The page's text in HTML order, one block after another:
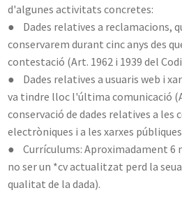
d'algunes activitats concretes:
● Dades relatives a reclamacions,
conservarem durant cinc anys des
contestació (Art. 1962 i 1939 del
● Dades relatives a usuaris web i
va tindre lloc l'última comunicació
conservació de dades relatives a les
electròniques i a les xarxes
● Currículums: Aproximadament 6
no ser un *cv actualitzat perd la
qualitat de la dada).